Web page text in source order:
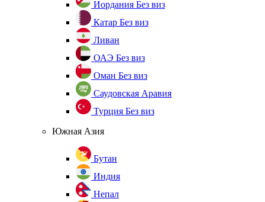
Иордания Без виз
Катар Без виз
Ливан
ОАЭ Без виз
Оман Без виз
Саудовская Аравия
Турция Без виз
Южная Азия
Бутан
Индия
Непал